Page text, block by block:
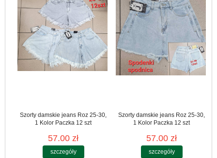
Szorty damskie jeans Roz 25-30,
1 Kolor Paczka 12 szt
57.00 zł
szczegóły
Szorty damskie jeans Roz 25-30,
1 Kolor Paczka 12 szt
57.00 zł
szczegóły